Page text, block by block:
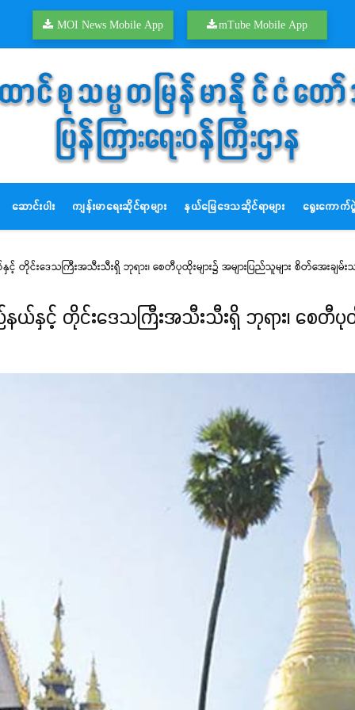
MOI News Mobile App mTube Mobile App
ဆောင်းပါး ကျန်းမာရေးဆိုင်ရာများ နယ်မြေဒေသဆိုင်ရာများ ရွေးကောက်
င်းဒေသကြီးအသီးသီးရှိ ဘုရား၊ စေတီပုထိုးများ၌ အများပြည်သူများ စိတ်အေးချမ်
င့် တိုင်းဒေသကြီးအသီးသီးရှိ ဘုရား၊ စေတီပုထိုးမ